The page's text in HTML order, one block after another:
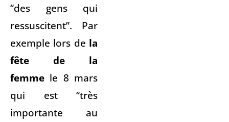
“des gens qui
ressuscitent”. Par
exemple lors de la
fête de la
femme le 8 mars
qui est “très
importante au